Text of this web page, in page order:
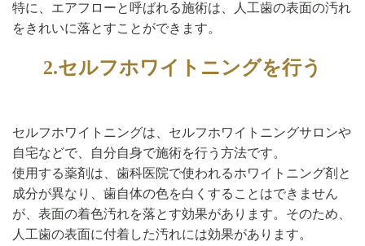
特に、エアフローと呼ばれる施術は、人工歯の表面の汚れ
をきれいに落とすことができます。
2.セルフホワイトニングを行う
セルフホワイトニングは、セルフホワイトニングサロンや
自宅などで、自分自身で施術を行う方法です。
使用する薬剤は、歯科医院で使われるホワイトニング剤と
成分が異なり、歯自体の色を白くすることはできません
が、表面の着色汚れを落とす効果があります。そのため、
人工歯の表面に付着した汚れには効果があります。